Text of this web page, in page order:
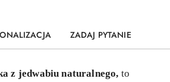
ZADAJ PYTANIE
z jedwabiu naturalnego, to